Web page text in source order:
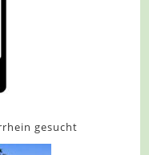
gesucht